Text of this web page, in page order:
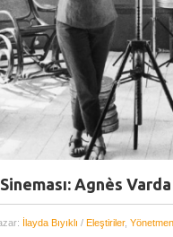
Agnès Varda
İlayda Bıyıklı / Eleştiriler,